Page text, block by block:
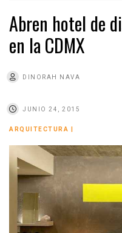
Abren hotel de
en la CDMX
DINORAH NAVA
JUNIO 24, 2015
ARQUITECTURA